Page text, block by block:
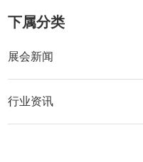
下属分类
展会新闻
行业资讯